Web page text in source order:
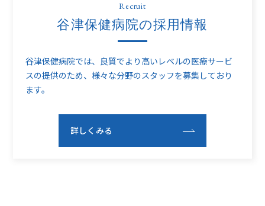
Recruit
谷津保健病院の採用情報
谷津保健病院では、良質でより高いレベルの医療サービ
スの提供のため、 様々な分野のスタッフを募集しており
ます。
詳しくみる